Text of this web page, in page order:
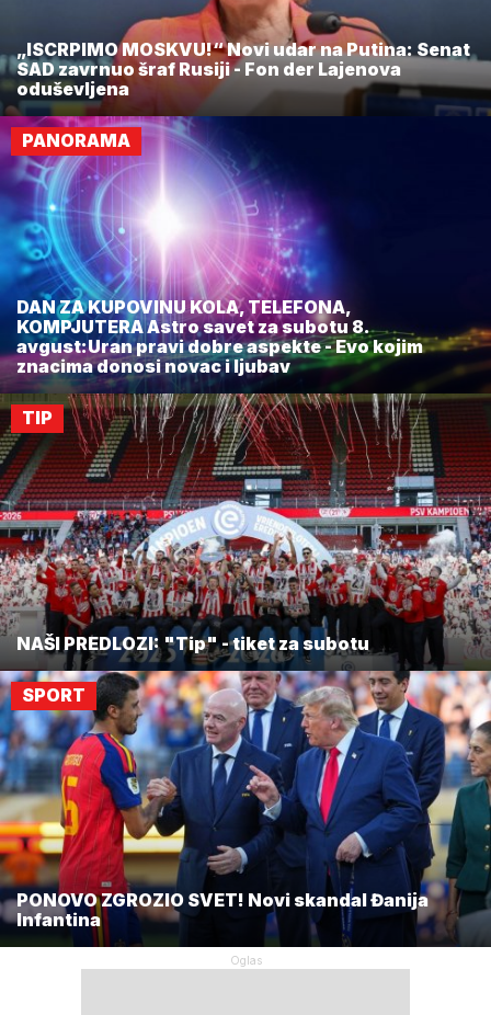
„ISCRPIMO MOSKVU!“ Novi udar na Putina: Senat
SAD zavrnuo šraf Rusiji - Fon der Lajenova
oduševljena
PANORAMA
DAN ZA KUPOVINU KOLA, TELEFONA,
KOMPJUTERA Astro savet za subotu 8.
avgust:Uran pravi dobre aspekte - Evo kojim
znacima donosi novac i ljubav
TIP
NAŠI PREDLOZI: "Tip" - tiket za subotu
SPORT
PONOVO ZGROZIO SVET! Novi skandal Đanija
Infantina